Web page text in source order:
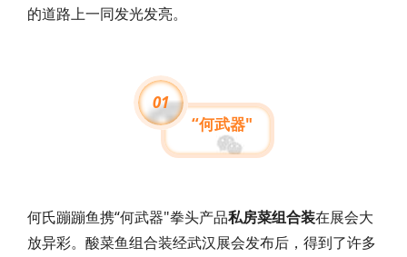
的道路上一同发光发亮。
01
“何武器"
何氏蹦蹦鱼携“何武器"拳头产品私房菜组合装在展会大
放异彩。酸菜鱼组合装经武汉展会发布后，得到了许多